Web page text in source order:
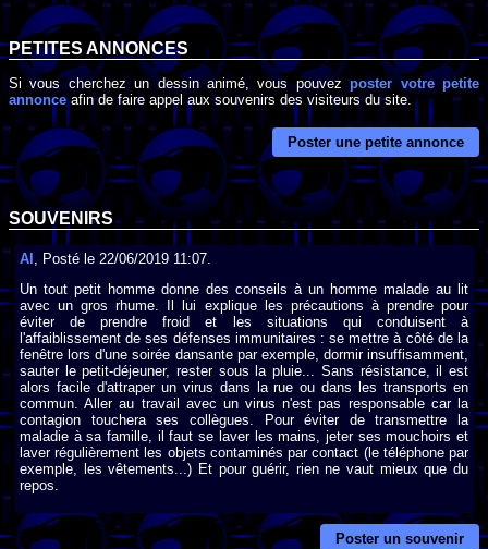
PETITES ANNONCES
Si vous cherchez un dessin animé, vous pouvezposter votre petite
annonceafin de faire appel aux souvenirs des visiteurs du site.
Poster une petite annonce
SOUVENIRS
Al , Posté le 22/06/2019 11:07.
Un tout petit homme donne des conseils à un homme malade au lit
avec un gros rhume. Il lui explique les précautions à prendre pour
éviter de prendre froid et les situations qui conduisent à
l'affaiblissement de ses défenses immunitaires : se mettre à côté de la
fenêtre lors d'une soirée dansante par exemple, dormir insuffisamment,
sauter le petit-déjeuner, rester sous la pluie... Sans résistance, il est
alors facile d'attraper un virus dans la rue ou dans les transports en
commun. Aller au travail avec un virus n'est pas responsable car la
contagion touchera ses collègues. Pour éviter de transmettre la
maladie à sa famille, il faut se laver les mains, jeter ses mouchoirs et
laver régulièrement les objets contaminés par contact (le téléphone par
exemple, les vêtements...) Et pour guérir, rien ne vaut mieux que du
repos.
Poster un souvenir